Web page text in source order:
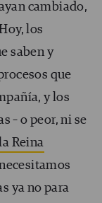
cambiado,
los
saben y
que
y los
– o peor, ni se
Reina
ya no para